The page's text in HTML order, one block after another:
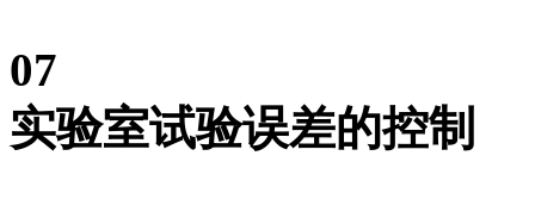
07
实验室试验误差的控制